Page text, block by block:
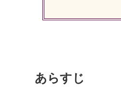
あらすじ